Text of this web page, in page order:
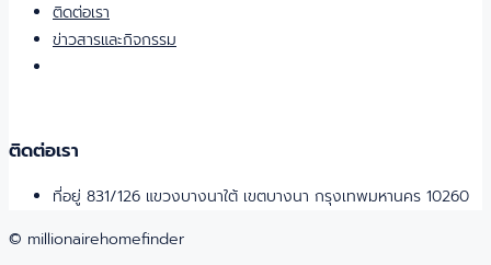
ติดต่อเรา
ข่าวสารและกิจกรรม
ติดต่อเรา
ที่อยู่ 831/126 แขวงบางนาใต้ เขตบางนา กรุงเทพมหานคร 10260
© millionairehomefinder